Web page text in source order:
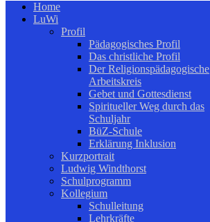
Home
LuWi
Profil
Pädagogisches Profil
Das christliche Profil
Der Religionspädagogische
Arbeitskreis
Gebet und Gottesdienst
Spiritueller Weg durch das
Schuljahr
BüZ-Schule
Erklärung Inklusion
Kurzportrait
Ludwig Windthorst
Schulprogramm
Kollegium
Schulleitung
Lehrkräfte